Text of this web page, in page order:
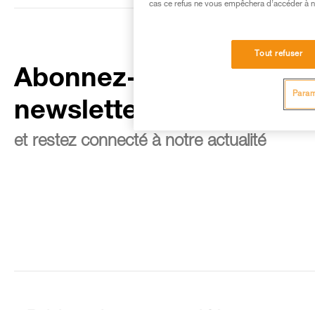
Abonnez-vous à la
newsletter
et restez connecté à notre actualité
cas ce refus ne vous empêchera d’accéder à
Tout refuser